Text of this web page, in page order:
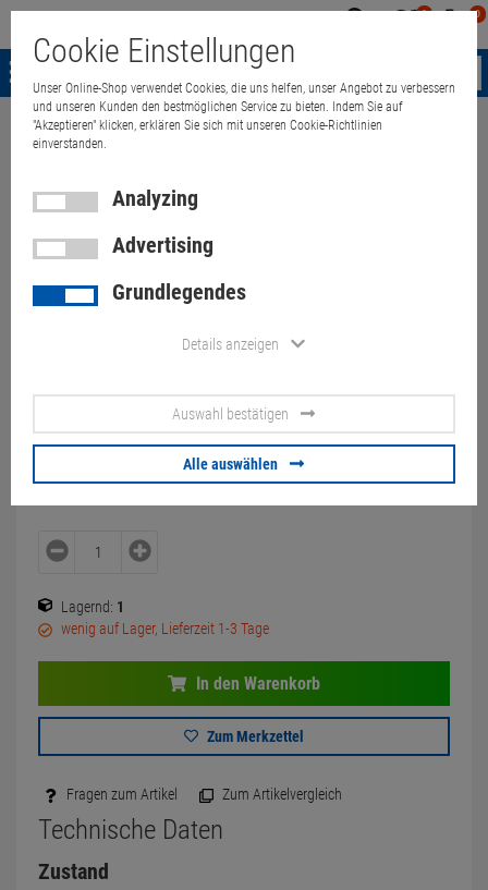
0 0
Menü
Weiter einkaufen
IBM System X3200 M3 Xeon
E3110 3GHz 2GB LSI
SAS1064e Tower Server
70.00 €
Lagernd: 1
wenig auf Lager, Lieferzeit 1-3 Tage
In den Warenkorb
Zum Merkzettel
Fragen zum Artikel Zum Artikelvergleich
Technische Daten
Zustand
Cookie Einstellungen
Unser Online-Shop verwendet Cookies, die uns helfen, unser Angebot zu verbessern
und unseren Kunden den bestmöglichen Service zu bieten. Indem Sie auf
"Akzeptieren" klicken, erklären Sie sich mit unseren Cookie-Richtlinien
einverstanden.
Analyzing
Advertising
Grundlegendes
Details anzeigen
Auswahl bestätigen
Alle auswählen